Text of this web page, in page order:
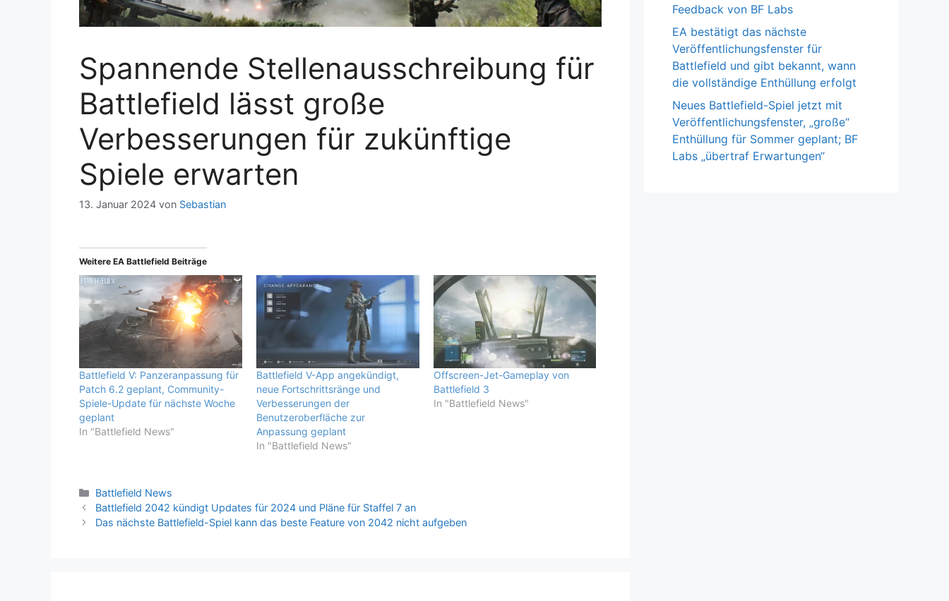
Spannende Stellenausschreibung für
Battlefield lässt große
Verbesserungen für zukünftige
Spiele erwarten
13. Januar 2024 von Sebastian
Weitere EA Battlefield Beiträge
Battlefield V: Panzeranpassung für
Patch 6.2 geplant, Community-
Spiele-Update für nächste Woche
geplant
In "Battlefield News"
Battlefield V-App angekündigt,
neue Fortschrittsränge und
Verbesserungen der
Benutzeroberfläche zur
Anpassung geplant
In "Battlefield News"
Offscreen-Jet-Gameplay von
Battlefield 3
In "Battlefield News"
Kategorien
Battlefield News
Battlefield 2042 kündigt Updates für 2024 und Pläne für Staffel 7 an
Das nächste Battlefield-Spiel kann das beste Feature von 2042 nicht aufgeben
Feedback von BF Labs
EA bestätigt das nächste
Veröffentlichungsfenster für
Battlefield und gibt bekannt, wann
die vollständige Enthüllung erfolgt
Neues Battlefield-Spiel jetzt mit
Veröffentlichungsfenster, „große“
Enthüllung für Sommer geplant; BF
Labs „übertraf Erwartungen“